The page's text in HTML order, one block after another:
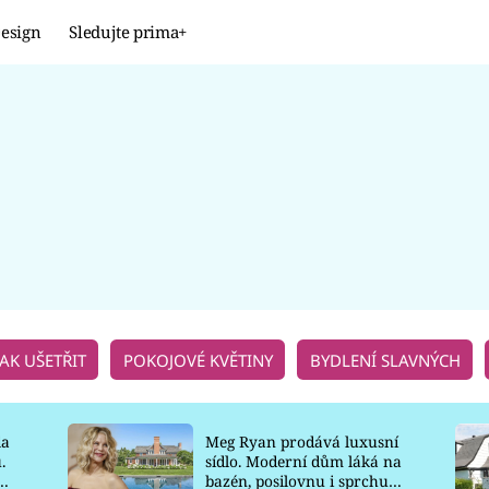
Sledujte prima+
UŠETŘIT POKOJOVÉ KVĚTINY BYDLENÍ SLAVNÝCH
Meg Ryan prodává luxusní
sídlo. Moderní dům láká na
bazén, posilovnu i sprchu